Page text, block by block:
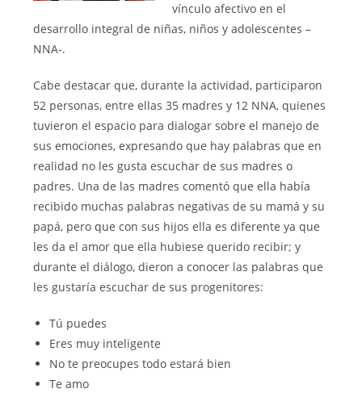
vínculo afectivo en el
desarrollo integral de niñas, niños y adolescentes –
NNA-.
Cabe destacar que, durante la actividad, participaron
52 personas, entre ellas 35 madres y 12 NNA, quienes
tuvieron el espacio para dialogar sobre el manejo de
sus emociones, expresando que hay palabras que en
realidad no les gusta escuchar de sus madres o
padres. Una de las madres comentó que ella había
recibido muchas palabras negativas de su mamá y su
papá, pero que con sus hijos ella es diferente ya que
les da el amor que ella hubiese querido recibir; y
durante el diálogo, dieron a conocer las palabras que
les gustaría escuchar de sus progenitores:
Tú puedes
Eres muy inteligente
No te preocupes todo estará bien
Te amo